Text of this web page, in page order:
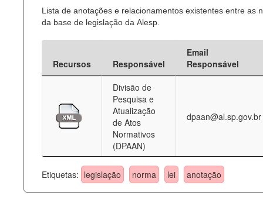
Planejamento
Deputados Estaduais
Legislação
Perguntas frequentes
Contato
Lista de anotações e relacionamentos existentes entre as
da base de legislação da Alesp.
Recursos Responsável
Email
Responsável
Divisão de
Pesquisa e
Atualização
de Atos
Normativos
(DPAAN)
dpaan@al.sp.gov.br
Etiquetas: legislação norma lei anotação